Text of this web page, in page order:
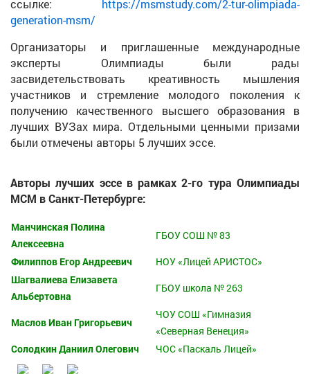
ссылке: https://msmstudy.com/2-tur-olimpiada-
generation-msm/
Организаторы и приглашенные международные
эксперты Олимпиады были рады
засвидетельствовать креативность мышления
участников и стремление молодого поколения к
получению качественного высшего образования в
лучших ВУЗах мира. Отдельными ценными призами
были отмечены авторы 5 лучших эссе.
Авторы лучших эссе в рамках 2-го тура Олимпиады
МСМ в Санкт-Петербурге:
Манчинская Полина
Алексеевна
ГБОУ СОШ № 83
Филиппов Егор Андреевич
НОУ «Лицей АРИСТОС»
Шагвалиева Елизавета
Альбертовна
ГБОУ школа № 263
Маслов Иван Григорьевич
ЧОУ СОШ «Гимназия
«Северная Венеция»
Солодкин Даниил Олегович
ЧОС «Паскаль Лицей»